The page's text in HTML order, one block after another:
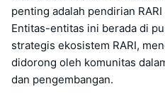
penting adalah pendirian RARI
Entitas-entitas ini berada di
strategis ekosistem RARI,
didorong oleh komunitas
dan pengembangan.